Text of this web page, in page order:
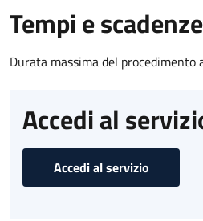
Tempi e scadenze
Durata massima del
Accedi al
Accedi al servizio